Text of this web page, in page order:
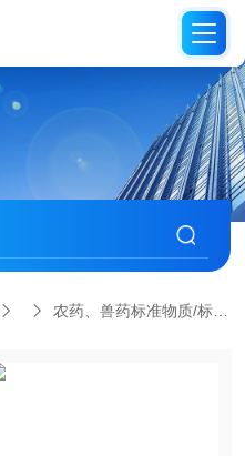
农药、兽药标准物质/标准品